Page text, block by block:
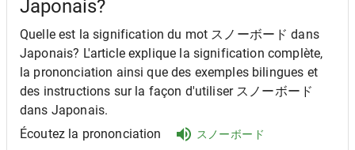
Japonais?
Quelle est la signification du mot スノーボード dans
Japonais? L'article explique la signification complète,
la prononciation ainsi que des exemples bilingues et
des instructions sur la façon d'utiliser スノーボード
dans Japonais.
Écoutez la prononciation
スノーボード